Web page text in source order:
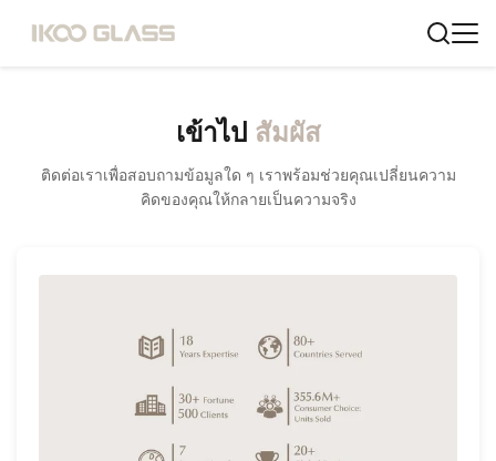
เข้าไป สัมผัส
ติดต่อเราเพื่อสอบถามข้อมูลใด ๆ เราพร้อมช่วยคุณเปลี่ยนความ
คิดของคุณให้กลายเป็นความจริง